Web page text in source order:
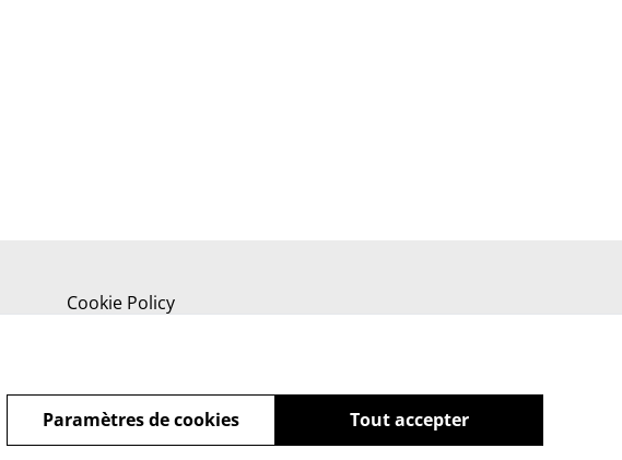
Cookie Policy
Tout accepter
Paramètres de cookies